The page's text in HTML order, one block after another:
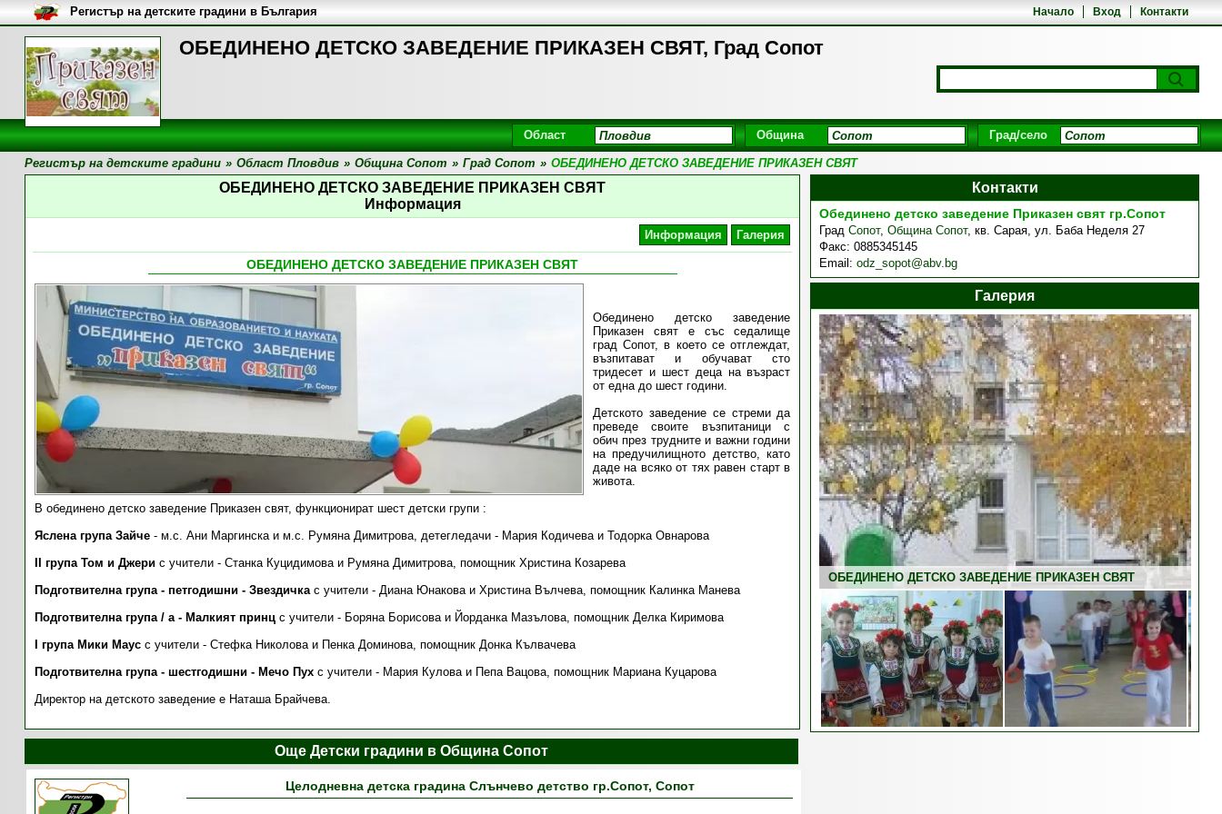
ОБЕДИНЕНО ДЕТСКО ЗАВЕДЕНИЕ ПРИКАЗЕН СВЯТ, Град Сопот
Начало Вход Контакти
Регистър на детските градини в България
Област Община Град/село
Регистър на детските градини » Област Пловдив » Община Сопот » Град Сопот » ОБЕДИНЕНО ДЕТСКО ЗАВЕДЕНИЕ ПРИКАЗЕН СВЯТ
ОБЕДИНЕНО ДЕТСКО ЗАВЕДЕНИЕ ПРИКАЗЕН СВЯТ
Информация
Информация Галерия
ОБЕДИНЕНО ДЕТСКО ЗАВЕДЕНИЕ ПРИКАЗЕН СВЯТ
Обединено детско заведение
Приказен свят е със седалище
град Сопот, в което се отглеждат,
възпитават и обучават сто
тридесет и шест деца на възраст
от една до шест години.
Детското заведение се стреми да
преведе своите възпитаници с
обич през трудните и важни години
на предучилищното детство, като
даде на всяко от тях равен старт в
живота.
В обединено детско заведение Приказен свят, функционират шест детски групи :
Яслена група Зайче- м.с. Ани Маргинска и м.с. Румяна Димитрова, детегледачи - Мария Кодичева и Тодорка Овнарова
ІІ група Том и Джерис учители - Станка Куцидимова и Румяна Димитрова, помощник Христина Козарева
Подготвителна група - петгодишни - Звездичкас учители - Диана Юнакова и Христина Вълчева, помощник Калинка Манева
Подготвителна група / а - Малкият принцс учители - Боряна Борисова и Йорданка Мазълова, помощник Делка Киримова
І група Мики Маусс учители - Стефка Николова и Пенка Доминова, помощник Донка Кълвачева
Подготвителна група - шестгодишни - Мечо Пухс учители - Мария Кулова и Пепа Вацова, помощник Мариана Куцарова
Директор на детското заведение е Наташа Брайчева.
Контакти
Обединено детско заведение Приказен свят гр.Сопот
Град Сопот, Община Сопот, кв. Сарая, ул. Баба Неделя 27
Факс: 0885345145
Email: odz_sopot@abv.bg
Галерия
ОБЕДИНЕНО ДЕТСКО ЗАВЕДЕНИЕ ПРИКАЗЕН СВЯТ
Още Детски градини в Община Сопот
Целодневна детска градина Слънчево детство гр.Сопот, Сопот